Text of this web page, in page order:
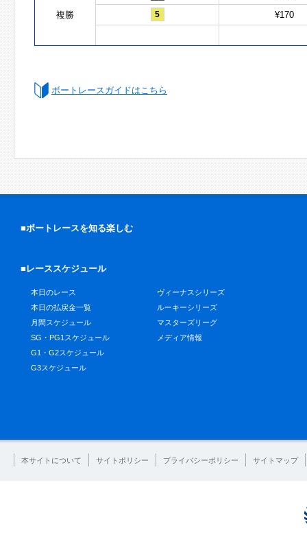
複勝 5 ¥170
ボートレースガイドはこちら
■ボートレースを知る楽しむ
■レーススケジュール
本日のレース
本日の払戻金一覧
月間スケジュール
SG・PG1スケジュール
G1・G2スケジュール
G3スケジュール
ヴィーナスシリーズ
ルーキーシリーズ
マスターズリーグ
メディア情報
本サイトについて サイトポリシー プライバシーポリシー サイトマップ